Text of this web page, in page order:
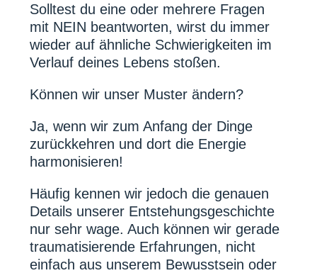
Solltest du eine oder mehrere Fragen
mit NEIN beantworten, wirst du immer
wieder auf ähnliche Schwierigkeiten im
Verlauf deines Lebens stoßen.
Können wir unser Muster ändern?
Ja, wenn wir zum Anfang der Dinge
zurückkehren und dort die Energie
harmonisieren!
Häufig kennen wir jedoch die genauen
Details unserer Entstehungsgeschichte
nur sehr wage. Auch können wir gerade
traumatisierende Erfahrungen, nicht
einfach aus unserem Bewusstsein oder